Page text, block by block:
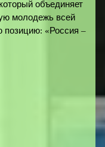
который объединяет
молодежь всей
позицию: «Россия –